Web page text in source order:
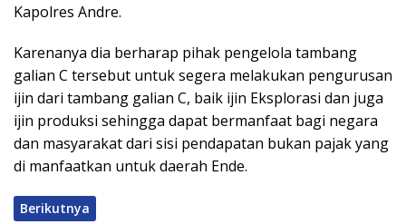
Kapolres Andre.
Karenanya dia berharap pihak pengelola tambang
galian C tersebut untuk segera melakukan pengurusan
ijin dari tambang galian C, baik ijin Eksplorasi dan juga
ijin produksi sehingga dapat bermanfaat bagi negara
dan masyarakat dari sisi pendapatan bukan pajak yang
di manfaatkan untuk daerah Ende.
Berikutnya